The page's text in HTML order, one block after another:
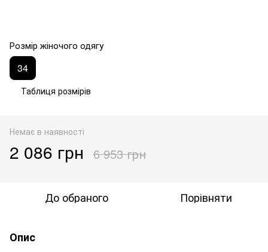
Розмір жіночого одягу
34
Таблиця розмірів
Немає в наявності
2 086 грн 6 953 грн
До обраного Порівняти
Опис